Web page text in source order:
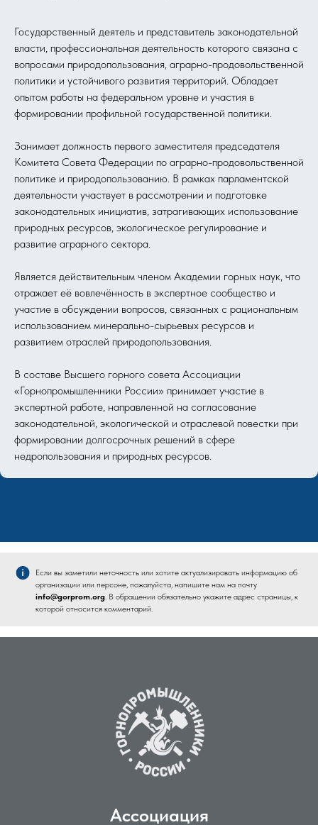
Государственный деятель и представитель законодательной
власти, профессиональная деятельность которого связана с
вопросами природопользования, аграрно-продовольственной
политики и устойчивого развития территорий. Обладает
опытом работы на федеральном уровне и участия в
формировании профильной государственной политики.
Занимает должность первого заместителя председателя
Комитета Совета Федерации по аграрно-продовольственной
политике и природопользованию. В рамках парламентской
деятельности участвует в рассмотрении и подготовке
законодательных инициатив, затрагивающих использование
природных ресурсов, экологическое регулирование и
развитие аграрного сектора.
Является действительным членом Академии горных наук, что
отражает её вовлечённость в экспертное сообщество и
участие в обсуждении вопросов, связанных с рациональным
использованием минерально-сырьевых ресурсов и
развитием отраслей природопользования.
В составе Высшего горного совета Ассоциации
«Горнопромышленники России» принимает участие в
экспертной работе, направленной на согласование
законодательной, экологической и отраслевой повестки при
формировании долгосрочных решений в сфере
недропользования и природных ресурсов.
Если вы заметили неточность или хотите актуализировать информацию об
организации или персоне, пожалуйста, напишите нам на почту
info@gorprom.org. В обращении обязательно укажите адрес страницы, к
которой относится комментарий.
Ассоциация